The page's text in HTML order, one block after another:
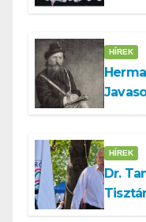
HÍREK
HÍREK
Dr.